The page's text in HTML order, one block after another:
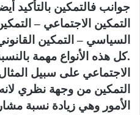
جوانب فالتمكين بالتأكيد
التمكين الاجتماعي –
السياسي – التمكين
.كل هذه الأنواع مهمة
الاجتماعي على سبيل
التمكين من وجهة نظري
الأمور وهي زيادة نسبة